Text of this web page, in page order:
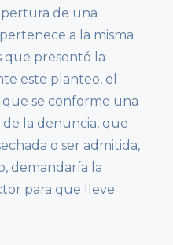
de una
a la misma
que presentó la
este planteo, el
que se conforme una
de la denuncia, que
o ser admitida,
demandaría la
para que lleve